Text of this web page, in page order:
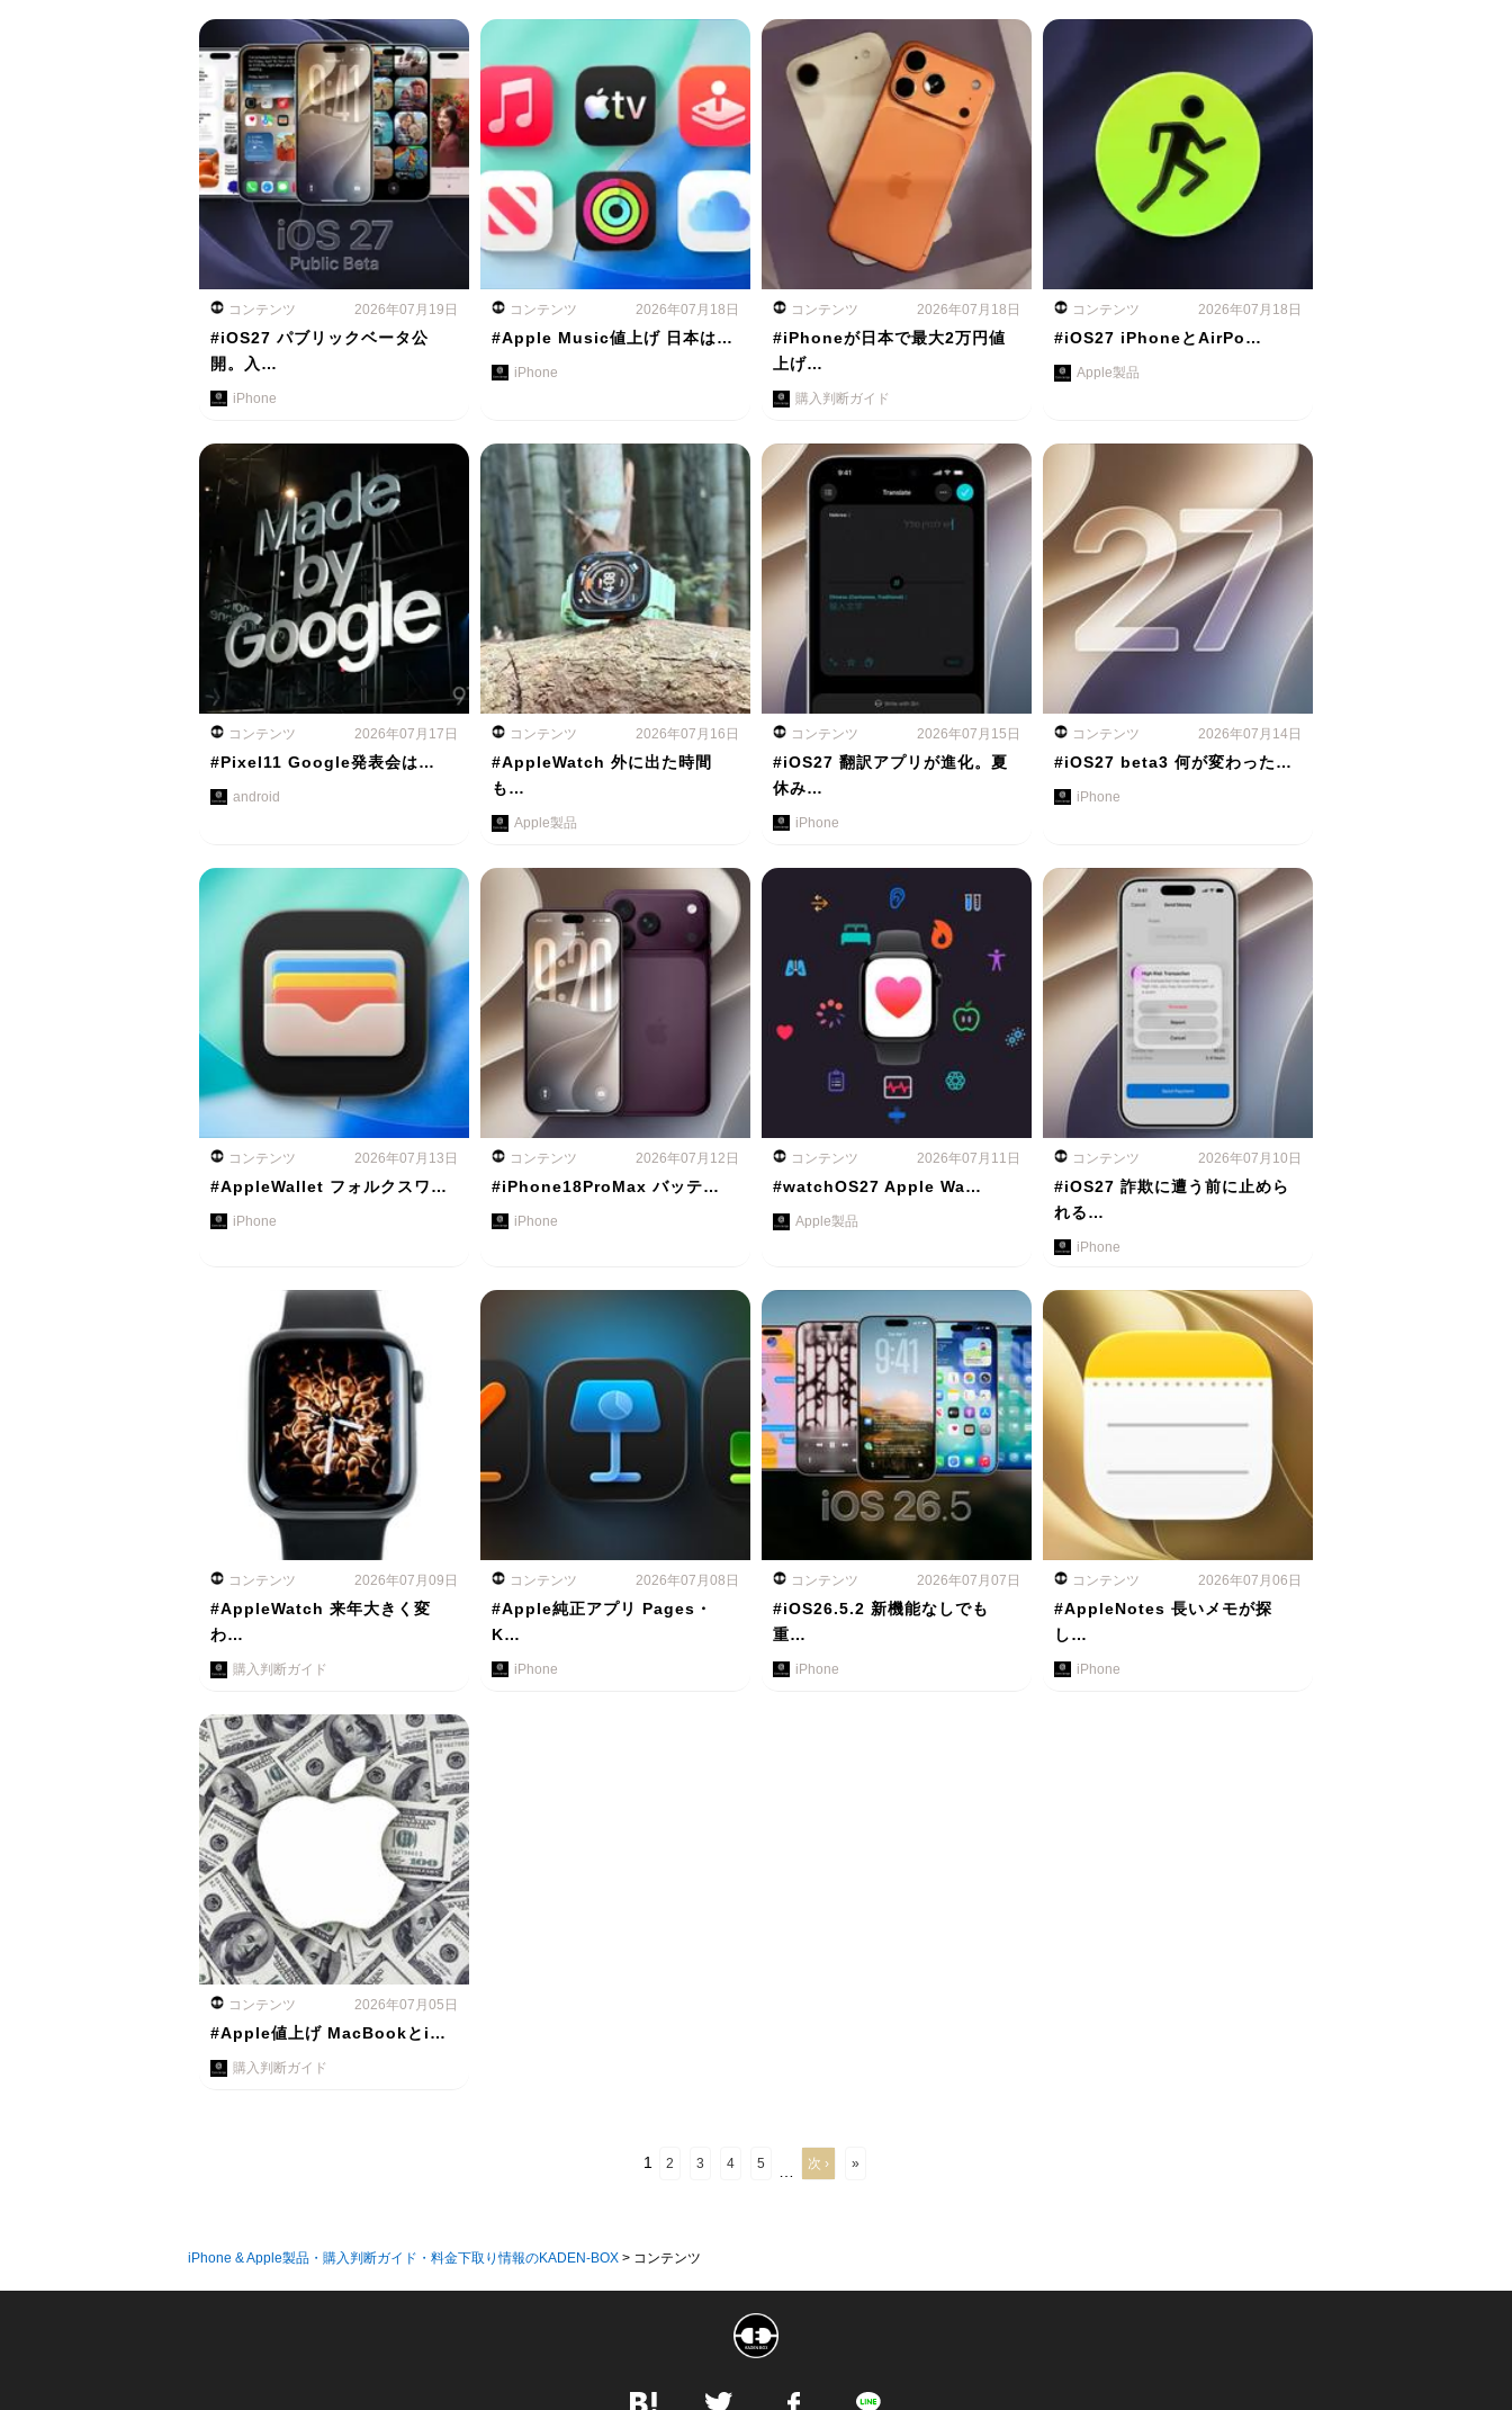
コンテンツ 2026年07月19日
#iOS27 パブリックベータ公
開。入…
iPhone
コンテンツ 2026年07月18日
#Apple Music値上げ 日本は…
iPhone
コンテンツ 2026年07月18日
#iPhoneが日本で最大2万円値
上げ…
購入判断ガイド
コンテンツ 2026年07月18日
#iOS27 iPhoneとAirPo…
Apple製品
コンテンツ 2026年07月17日
#Pixel11 Google発表会は…
android
コンテンツ 2026年07月16日
#AppleWatch 外に出た時間
も…
Apple製品
コンテンツ 2026年07月15日
#iOS27 翻訳アプリが進化。夏
休み…
iPhone
コンテンツ 2026年07月14日
#iOS27 beta3 何が変わった…
iPhone
コンテンツ 2026年07月13日
#AppleWallet フォルクスワ…
iPhone
コンテンツ 2026年07月12日
#iPhone18ProMax バッテ…
iPhone
コンテンツ 2026年07月11日
#watchOS27 Apple Wa…
Apple製品
コンテンツ 2026年07月10日
#iOS27 詐欺に遭う前に止めら
れる…
iPhone
コンテンツ 2026年07月09日
#AppleWatch 来年大きく変
わ…
購入判断ガイド
コンテンツ 2026年07月08日
#Apple純正アプリ Pages・
K…
iPhone
コンテンツ 2026年07月07日
#iOS26.5.2 新機能なしでも
重…
iPhone
コンテンツ 2026年07月06日
#AppleNotes 長いメモが探
し…
iPhone
コンテンツ 2026年07月05日
#Apple値上げ MacBookとi…
購入判断ガイド
1 2 3 4 5 次 › »
iPhone & Apple製品・購入判断ガイド・料金下取り情報のKADEN-BOX > コンテンツ